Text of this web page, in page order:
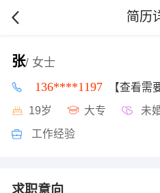
简历
张/ 女士
136****1197 【查看需
19岁 大专 未
工作经验